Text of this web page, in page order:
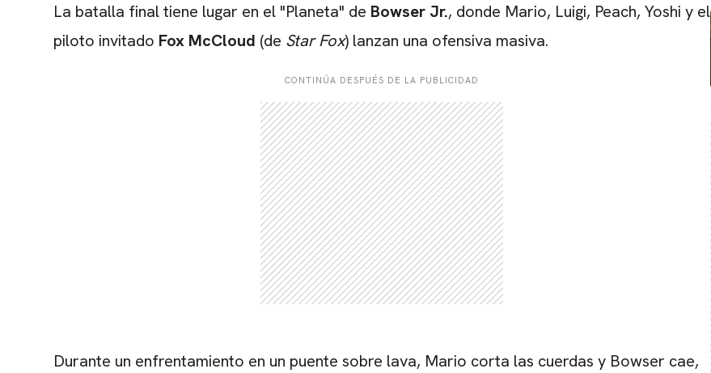
La batalla final tiene lugar en el "Planeta" de Bowser Jr., donde Mario, Luigi, Peach, Yoshi y el
piloto invitado Fox McCloud (de Star Fox) lanzan una ofensiva masiva.
CONTINÚA DESPUÉS DE LA PUBLICIDAD
Durante un enfrentamiento en un puente sobre lava, Mario corta las cuerdas y Bowser cae,
CARREGANDO PUBLICIDADE